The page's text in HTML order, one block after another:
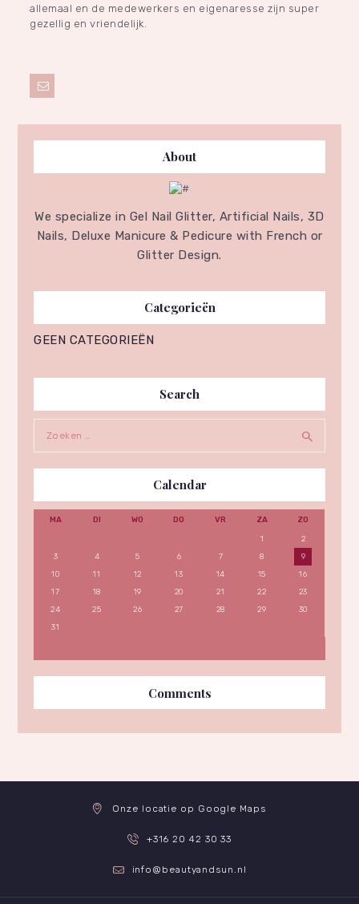
allemaal en de medewerkers en eigenaresse zijn super
gezellig en vriendelijk.
About
We specialize in Gel Nail Glitter, Artificial Nails, 3D
Nails, Deluxe Manicure & Pedicure with French or
Glitter Design.
Categorieën
GEEN CATEGORIEËN
Search
naar:
Calendar
MA DI WO DO VR ZA
ZO
1
2
3
4 5 6 7 8
9
10
11 12 13 14 15
16
17
18 19 20 21 22
23
24
25 26 27 28 29
30
31
Comments
Onze locatie op Google Maps
+316 20 42 30 33
info@beautyandsun.nl